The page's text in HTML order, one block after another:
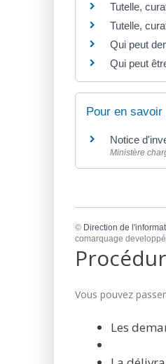
Tutelle,
Tutelle,
Qui peut
Qui peut
Pour en savoir
Notice
Ministère
© Direction de
comarquage
Vous pouvez
Les